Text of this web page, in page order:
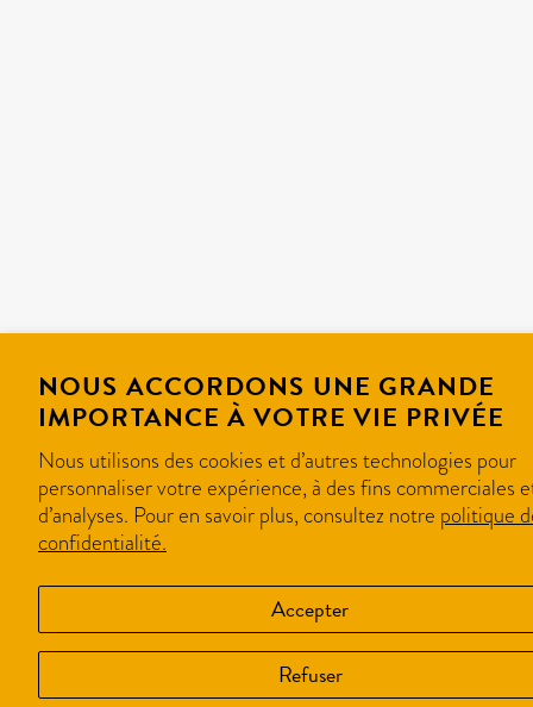
NOUS ACCORDONS UNE GRANDE
IMPORTANCE À VOTRE VIE PRIVÉE
Nous utilisons des cookies et d’autres technologies pour
personnaliser votre expérience, à des fins commerciales
d’analyses. Pour en savoir plus, consultez notre politique
confidentialité.
Accepter
Refuser